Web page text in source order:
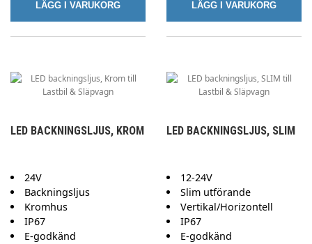
LÄGG I VARUKORG LÄGG I VARUKORG
LED BACKNINGSLJUS, KROM
24V
Backningsljus
Kromhus
IP67
E-godkänd
LED BACKNINGSLJUS, SLIM
12-24V
Slim utförande
Vertikal/Horizontell
IP67
E-godkänd